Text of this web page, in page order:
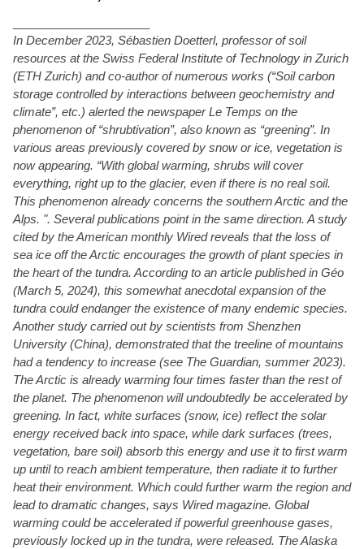
In December 2023, Sébastien Doetterl, professor of soil
resources at the Swiss Federal Institute of Technology in Zurich
(ETH Zurich) and co-author of numerous works (“Soil carbon
storage controlled by interactions between geochemistry and
climate”, etc.) alerted the newspaper Le Temps on the
phenomenon of “shrubtivation”, also known as “greening”. In
various areas previously covered by snow or ice, vegetation is
now appearing. “With global warming, shrubs will cover
everything, right up to the glacier, even if there is no real soil.
This phenomenon already concerns the southern Arctic and the
Alps. ". Several publications point in the same direction. A study
cited by the American monthly Wired reveals that the loss of
sea ice off the Arctic encourages the growth of plant species in
the heart of the tundra. According to an article published in Géo
(March 5, 2024), this somewhat anecdotal expansion of the
tundra could endanger the existence of many endemic species.
Another study carried out by scientists from Shenzhen
University (China), demonstrated that the treeline of mountains
had a tendency to increase (see The Guardian, summer 2023).
The Arctic is already warming four times faster than the rest of
the planet. The phenomenon will undoubtedly be accelerated by
greening. In fact, white surfaces (snow, ice) reflect the solar
energy received back into space, while dark surfaces (trees,
vegetation, bare soil) absorb this energy and use it to first warm
up until to reach ambient temperature, then radiate it to further
heat their environment. Which could further warm the region and
lead to dramatic changes, says Wired magazine. Global
warming could be accelerated if powerful greenhouse gases,
previously locked up in the tundra, were released. The Alaska